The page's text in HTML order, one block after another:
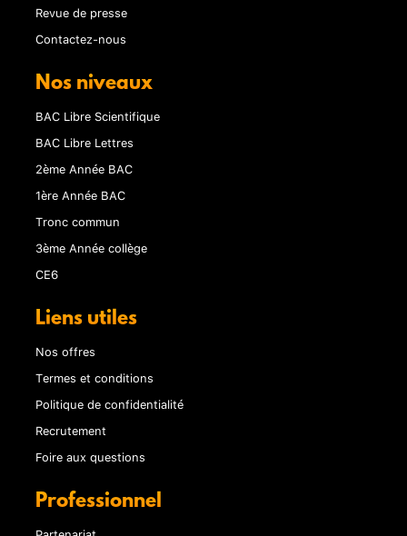
Revue de presse
Contactez-nous
Nos niveaux
BAC Libre Scientifique
BAC Libre Lettres
2ème Année BAC
1ère Année BAC
Tronc commun
3ème Année collège
CE6
Liens utiles
Nos offres
Termes et conditions
Politique de confidentialité
Recrutement
Foire aux questions
Professionnel